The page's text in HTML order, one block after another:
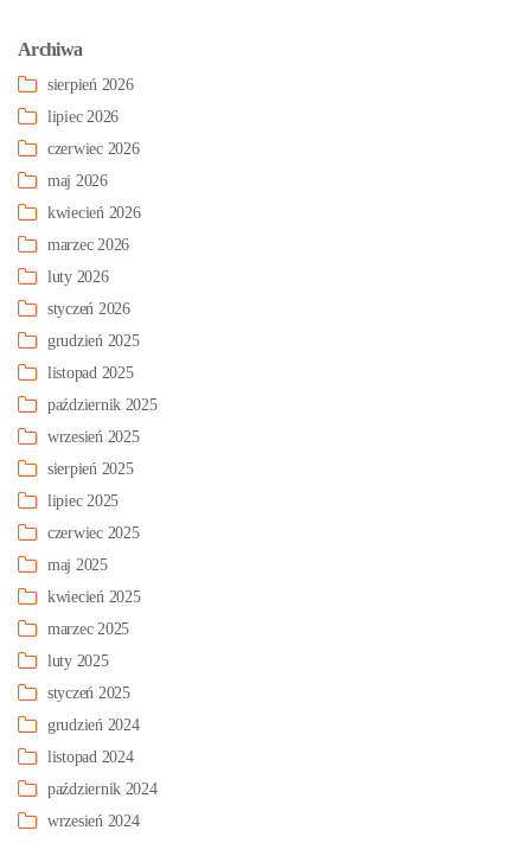
Archiwa
sierpień 2026
lipiec 2026
czerwiec 2026
maj 2026
kwiecień 2026
marzec 2026
luty 2026
styczeń 2026
grudzień 2025
listopad 2025
październik 2025
wrzesień 2025
sierpień 2025
lipiec 2025
czerwiec 2025
maj 2025
kwiecień 2025
marzec 2025
luty 2025
styczeń 2025
grudzień 2024
listopad 2024
październik 2024
wrzesień 2024